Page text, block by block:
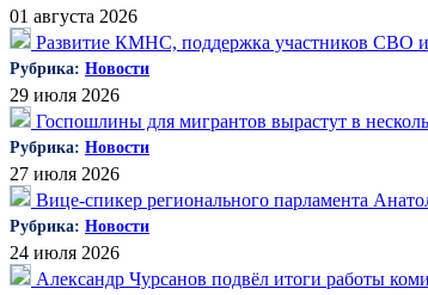
01 августа 2026
Развитие КМНС, поддержка участников СВО
Рубрика: Новости
29 июля 2026
Госпошлины для мигрантов вырастут в
Рубрика: Новости
27 июля 2026
Вице-спикер регионального парламента
Рубрика: Новости
24 июля 2026
Александр Чурсанов подвёл итоги работы